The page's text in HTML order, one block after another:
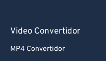
Video Convertidor
MP4 Convertidor